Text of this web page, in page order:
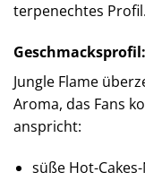
terpenechtes Profil.
Jungle Flame
Aroma, das Fans
anspricht:
süße Hot-